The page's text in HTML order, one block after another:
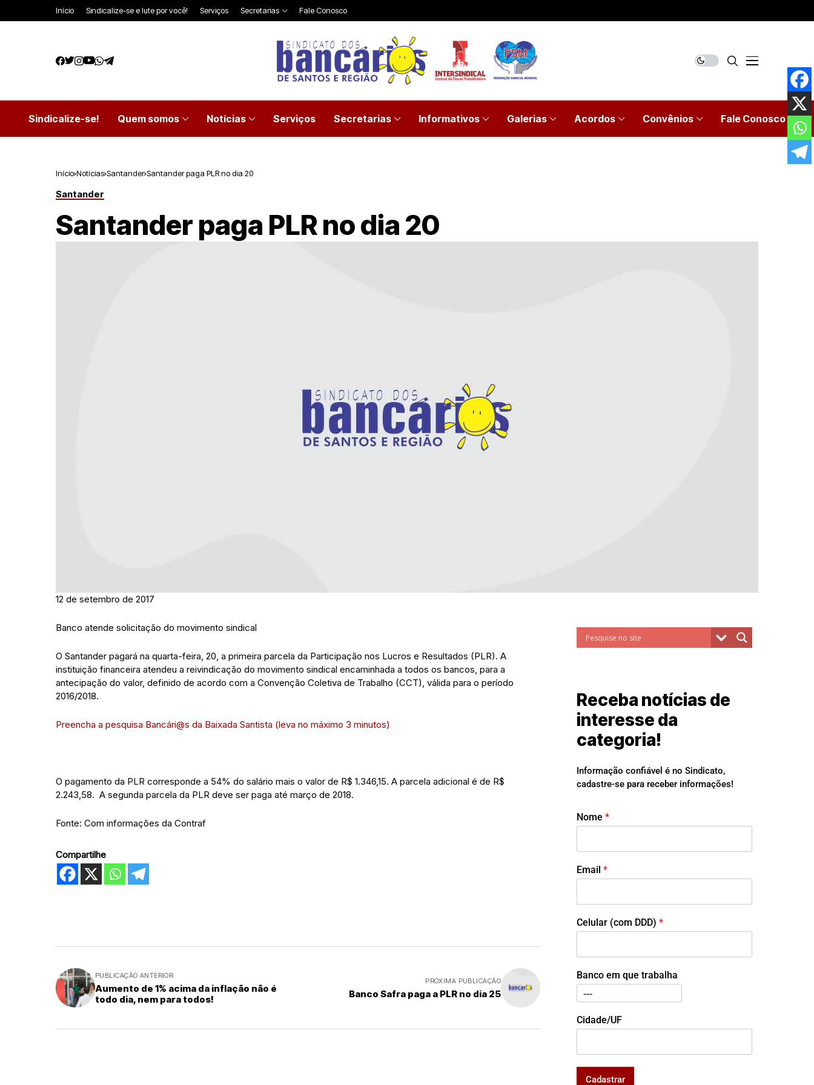
Início Sindicalize-se e lute por você! Serviços Secretarias Fale Conosco
Sindicalize-se! Quem somos Notícias Serviços Secretarias Informativos Galerias Acordos Convênios Fale Conosco
Início Notícias Santander Santander paga PLR no dia 20
Santander
Santander paga PLR no dia 20
12 de setembro de 2017
Banco atende solicitação do movimento sindical
O Santander pagará na quarta-feira, 20, a primeira parcela da Participação nos Lucros e Resultados (PLR). A
instituição financeira atendeu a reivindicação do movimento sindical encaminhada a todos os bancos, para a
antecipação do valor, definido de acordo com a Convenção Coletiva de Trabalho (CCT), válida para o período
2016/2018.
Preencha a pesquisa Bancári@s da Baixada Santista (leva no máximo 3 minutos)
O pagamento da PLR corresponde a 54% do salário mais o valor de R$ 1.346,15. A parcela adicional é de R$
2.243,58. A segunda parcela da PLR deve ser paga até março de 2018.
Fonte: Com informações da Contraf
Compartilhe
PUBLICAÇÃO ANTERIOR
Aumento de 1% acima da inflação não é
todo dia, nem para todos!
PRÓXIMA PUBLICAÇÃO
Banco Safra paga a PLR no dia 25
Receba notícias de
interesse da
categoria!
Informação confiável é no Sindicato,
cadastre-se para receber informações!
Nome *
Email *
Celular (com DDD) *
Banco em que trabalha
Cidade/UF
Cadastrar